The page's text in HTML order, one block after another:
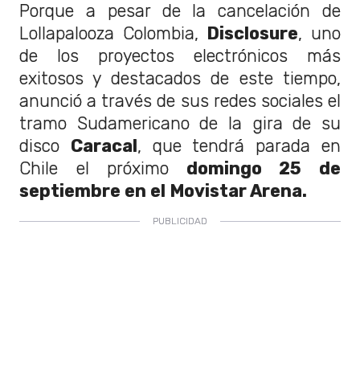
Porque a pesar de la cancelación de
Lollapalooza Colombia,
Disclosure, uno
de los proyectos electrónicos más
exitosos y destacados de este tiempo,
anunció a través de sus redes sociales el
tramo Sudamericano de la gira de su
disco Caracal , que tendrá parada en
Chile el próximo domingo 25 de
septiembre en el Movistar Arena.